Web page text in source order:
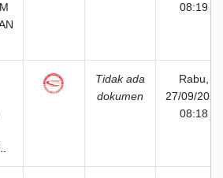
08:19
Tidak ada
dokumen
Rabu,
27/09/2023
08:18